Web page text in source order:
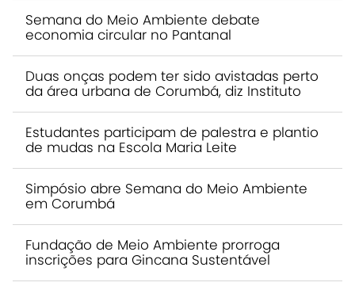
Semana do Meio Ambiente debate
economia circular no Pantanal
Duas onças podem ter sido avistadas perto
da área urbana de Corumbá, diz Instituto
Estudantes participam de palestra e plantio
de mudas na Escola Maria Leite
Simpósio abre Semana do Meio Ambiente
em Corumbá
Fundação de Meio Ambiente prorroga
inscrições para Gincana Sustentável